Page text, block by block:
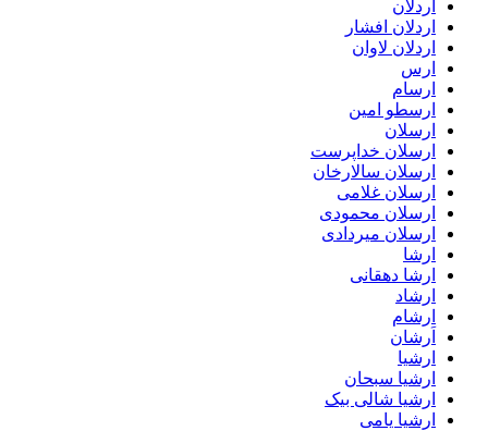
اردلان
اردلان افشار
اردلان لاوان
ارس
ارسام
ارسطو امین
ارسلان
ارسلان خداپرست
ارسلان سالارخان
ارسلان غلامی
ارسلان محمودی
ارسلان میردادی
ارشا
ارشا دهقانی
ارشاد
ارشام
اَرشان
ارشیا
ارشیا سبحان
ارشیا شالی بیک
ارشیا یامی